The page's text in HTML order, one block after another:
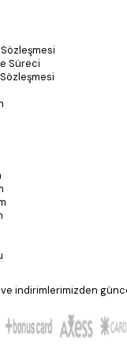
Süreci
ve indirimlerimizden